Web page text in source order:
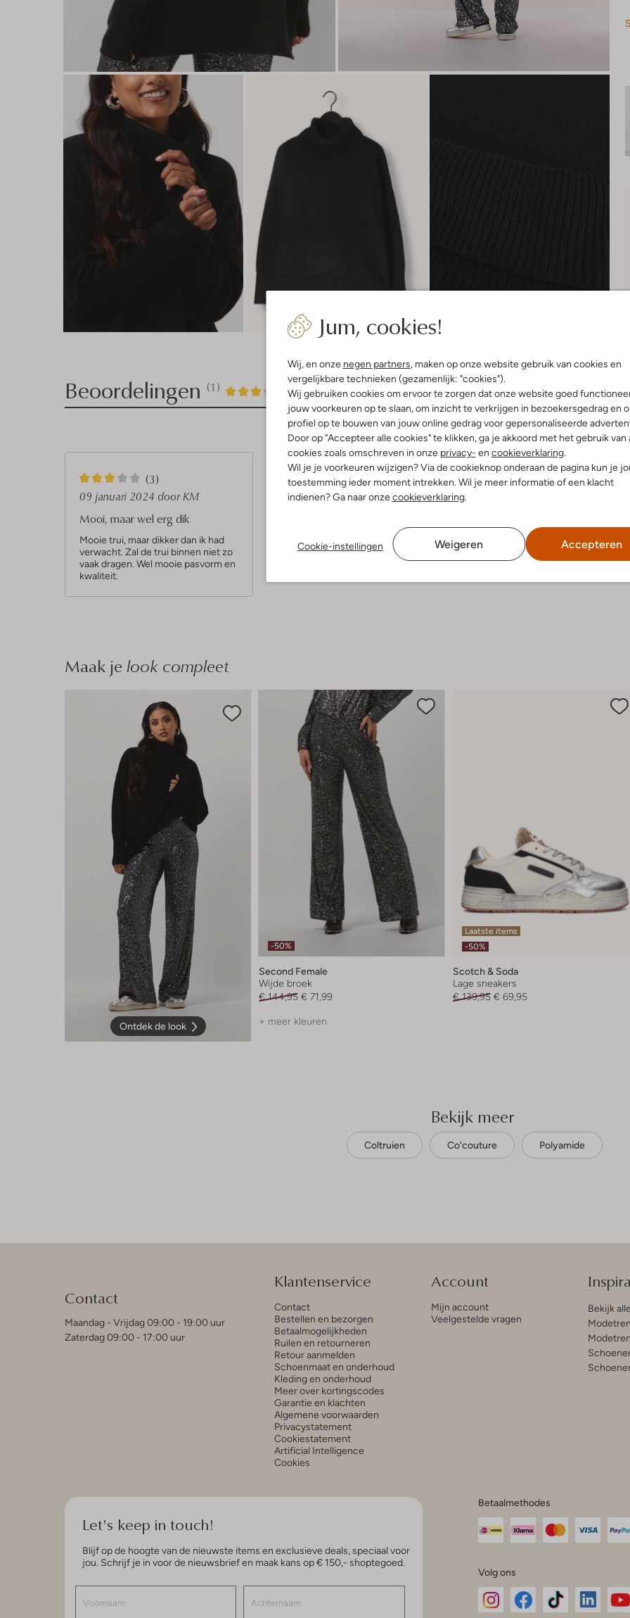
Jum, cookies!
Wij, en onze negen partners, maken op onze website gebruik van cookies en
vergelijkbare technieken (gezamenlijk: "cookies").
Wij gebruiken cookies om ervoor te zorgen dat onze website goed
jouw voorkeuren op te slaan, om inzicht te verkrijgen in bezoekersgedrag en
profiel op te bouwen van jouw online gedrag voor gepersonaliseerde
Door op "Accepteer alle cookies" te klikken, ga je akkoord met het gebruik van
cookies zoals omschreven in onze privacy- en cookieverklaring.
Wil je je voorkeuren wijzigen? Via de cookieknop onderaan de pagina kun je
toestemming ieder moment intrekken. Wil je meer informatie of een klacht
indienen? Ga naar onzecookieverklaring.
Cookie-instellingen Weigeren Accepteren
Product informatie
Beoordelingen (1) 3/5
1
3
3
S
t
e
r
r
e
(3)
09 januari 2024 door KM
Mooi, maar wel erg dik
Mooie trui, maar dikker dan ik had
verwacht. Zal de trui binnen niet zo
vaak dragen. Wel mooie pasvorm en
kwaliteit.
Maak je look compleet
Ontdek de look
-50%
Second Female
Wijde broek
€ 144,95 € 71,99
+ meer kleuren
Laatste items
-50%
Scotch & Soda
Lage sneakers
€ 139,95 € 69,95
Bekijk meer
Coltruien Co'couture Polyamide
Contact
Maandag - Vrijdag 09:00 - 19:00 uur
Zaterdag 09:00 - 17:00 uur
Klantenservice
Contact
Bestellen en bezorgen
Betaalmogelijkheden
Ruilen en retourneren
Retour aanmelden
Schoenmaat en onderhoud
Kleding en onderhoud
Meer over kortingscodes
Garantie en klachten
Algemene voorwaarden
Privacystatement
Cookiestatement
Artificial Intelligence
Cookies
Account
Mijn account
Veelgestelde vragen
Bekijk
Let's keep in touch!
Blijf op de hoogte van de nieuwste items en exclusieve deals, speciaal voor
jou. Schrijf je in voor de nieuwsbrief en maak kans op € 150,- shoptegoed.
Betaalmethodes
Volg ons